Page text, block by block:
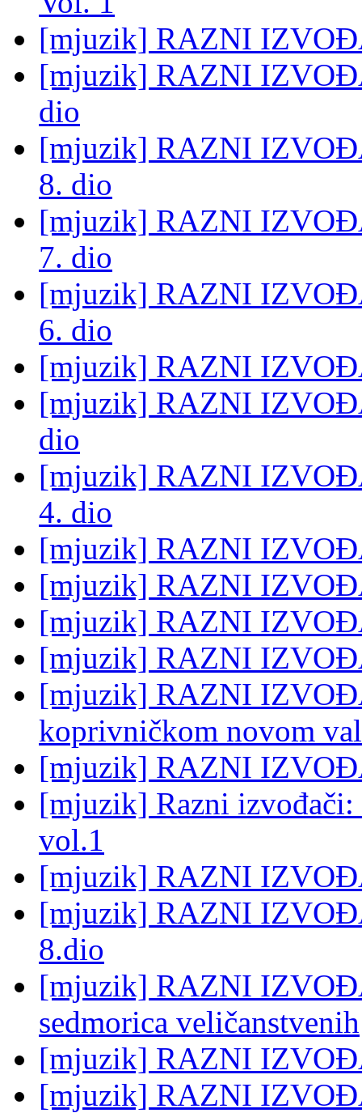
[mjuzik] RAZNI
[mjuzik] RAZNI
dio
[mjuzik] RAZNI
8. dio
[mjuzik] RAZNI
7. dio
[mjuzik] RAZNI
6. dio
[mjuzik] RAZNI
[mjuzik] RAZNI
dio
[mjuzik] RAZNI
4. dio
[mjuzik] RAZNI
[mjuzik] RAZNI
[mjuzik] RAZNI
[mjuzik] RAZNI
[mjuzik] RAZNI
koprivničkom novom
[mjuzik] RAZNI
[mjuzik] Razni izvođači:
vol.1
[mjuzik] RAZNI
[mjuzik] RAZNI
8.dio
[mjuzik] RAZNI
sedmorica veličanstvenih
[mjuzik] RAZNI
[mjuzik] RAZNI